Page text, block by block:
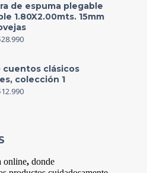
de espuma plegable
1.80X2.00mts. 15mm
28.990
cuentos clásicos
colección 1
12.990
online, donde